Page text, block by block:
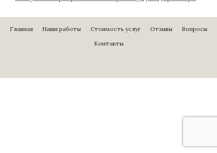
Главная Наши работы Стоимость услуг Отзывы
Вопросы
Контакты